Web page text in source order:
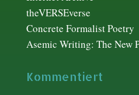
theVERSEverse
Concrete Formalist Poetry
Asemic Writing: The New
Kommentiert